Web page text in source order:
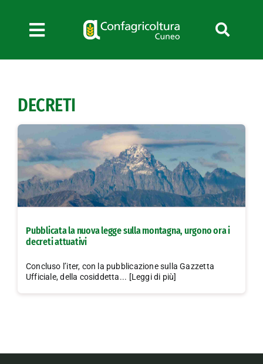
contenuto
Toggle
Navigation
News
Bandi
Formazione
Convenzioni
L’Agricoltore cuneese
Lavora con noi
DECRETI
Pubblicata la nuova legge sulla montagna, urgono ora i
decreti attuativi
Concluso l’iter, con la pubblicazione sulla Gazzetta
Ufficiale, della cosiddetta... [Leggi di più]